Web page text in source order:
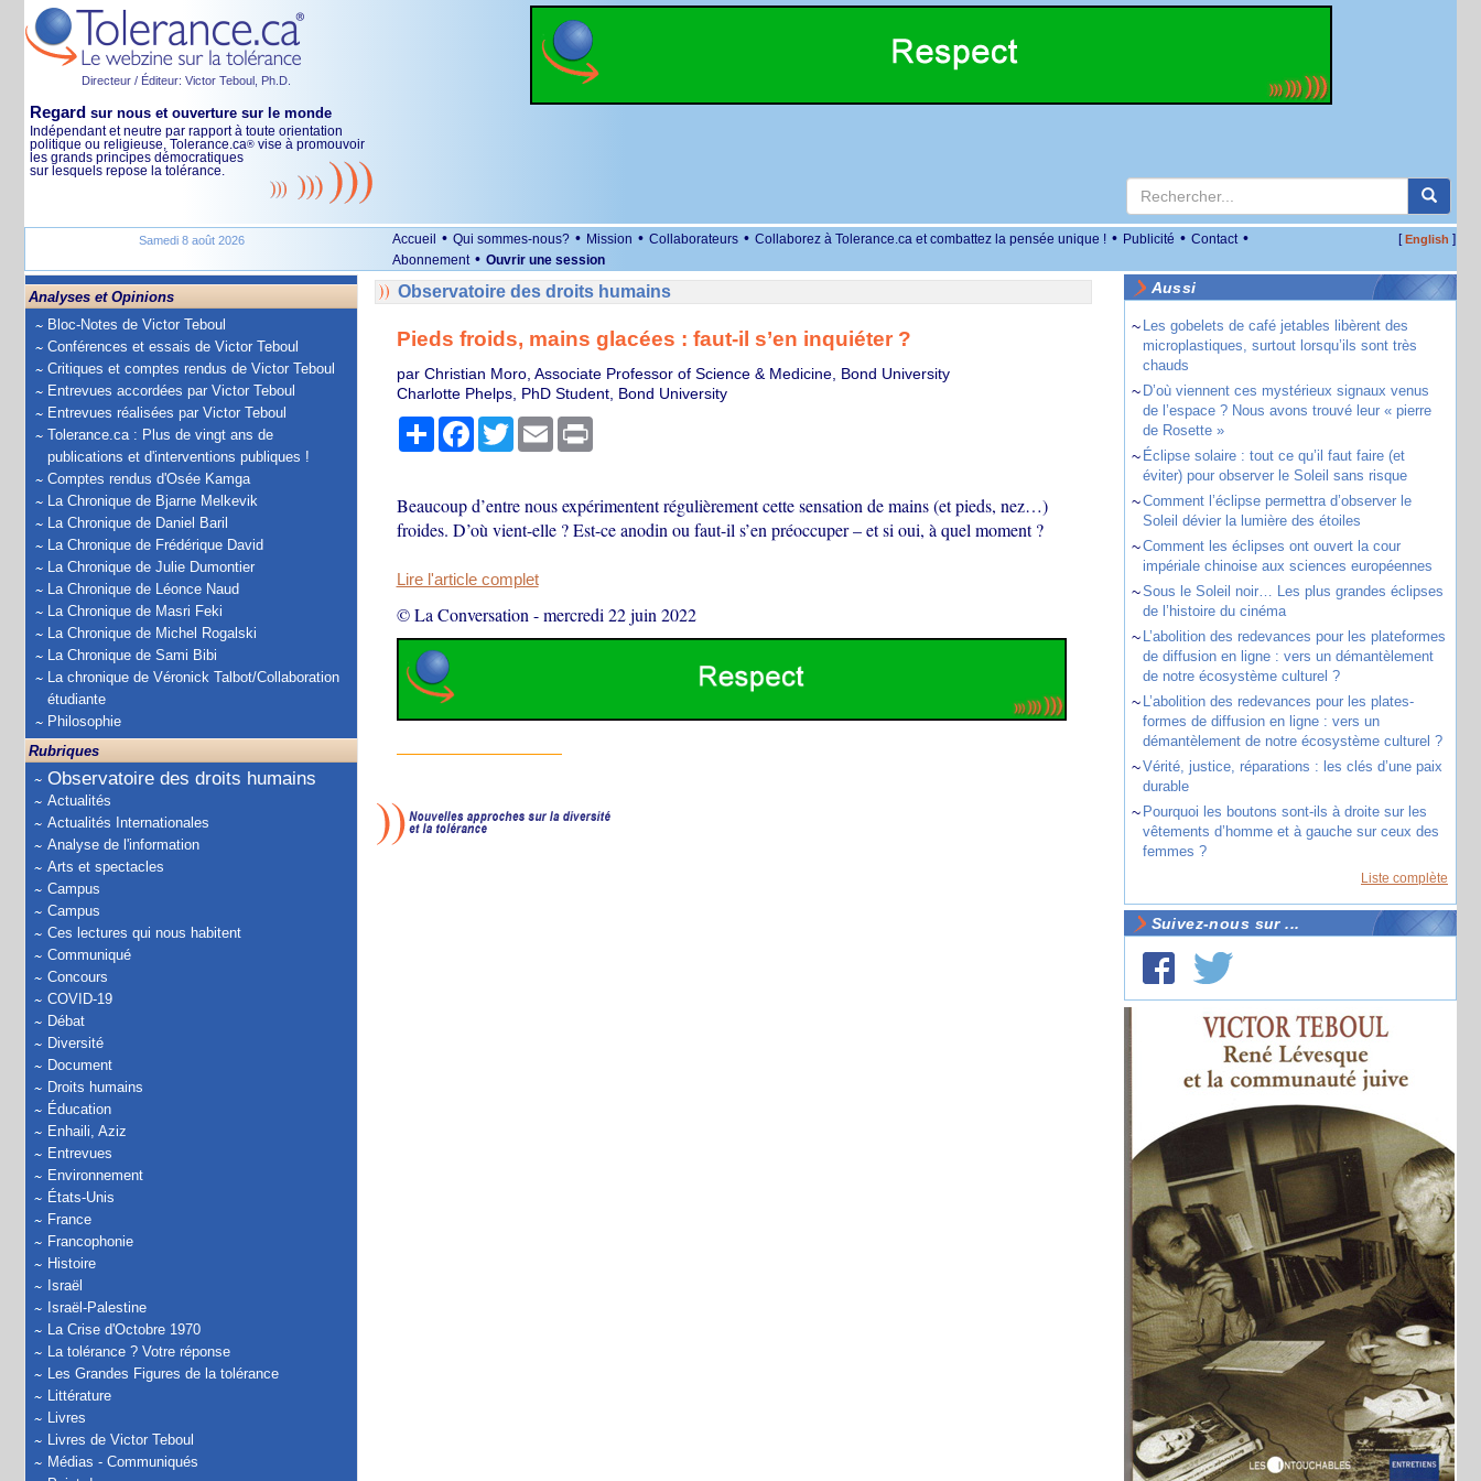
Directeur / Éditeur: Victor Teboul, Ph.D.
Regard sur nous et ouverture sur le monde
Indépendant et neutre par rapport à toute orientation
politique ou religieuse, Tolerance.ca® vise à promouvoir
les grands principes démocratiques
sur lesquels repose la tolérance.
Samedi 8 août 2026 Accueil • Qui sommes-nous? • Mission • Collaborateurs • Collaborez à Tolerance.ca et combattez la pensée unique ! • Publicité • Contact •
Abonnement • Ouvrir une session
[English ]
Analyses et Opinions
Bloc-Notes de Victor Teboul
Conférences et essais de Victor Teboul
Critiques et comptes rendus de Victor Teboul
Entrevues accordées par Victor Teboul
Entrevues réalisées par Victor Teboul
Tolerance.ca : Plus de vingt ans de
publications et d'interventions publiques !
Comptes rendus d'Osée Kamga
La Chronique de Bjarne Melkevik
La Chronique de Daniel Baril
La Chronique de Frédérique David
La Chronique de Julie Dumontier
La Chronique de Léonce Naud
La Chronique de Masri Feki
La Chronique de Michel Rogalski
La Chronique de Sami Bibi
La chronique de Véronick Talbot/Collaboration
étudiante
Philosophie
Rubriques
Observatoire des droits humains
Actualités
Actualités Internationales
Analyse de l'information
Arts et spectacles
Campus
Campus
Ces lectures qui nous habitent
Communiqué
Concours
COVID-19
Débat
Diversité
Document
Droits humains
Éducation
Enhaili, Aziz
Entrevues
Environnement
États-Unis
France
Francophonie
Histoire
Israël
Israël-Palestine
La Crise d'Octobre 1970
La tolérance ? Votre réponse
Les Grandes Figures de la tolérance
Littérature
Livres
Livres de Victor Teboul
Médias - Communiqués
Observatoire des droits humains
Pieds froids, mains glacées : faut-il s’en inquiéter ?
par Christian Moro, Associate Professor of Science & Medicine, Bond University
Charlotte Phelps, PhD Student, Bond University
PartagerFacebook
TwitterEmail Print
Beaucoup d’entre nous expérimentent régulièrement cette sensation de mains (et pieds, nez…)
froides. D’où vient-elle ? Est-ce anodin ou faut-il s’en préoccuper – et si oui, à quel moment ?
Lire l'article complet
© La Conversation -mercredi 22 juin 2022
Aussi
~ Les gobelets de café jetables libèrent des
microplastiques, surtout lorsqu’ils sont très
chauds
~ D’où viennent ces mystérieux signaux venus
de l’espace ? Nous avons trouvé leur « pierre
de Rosette »
~ Éclipse solaire : tout ce qu’il faut faire (et
éviter) pour observer le Soleil sans risque
~Comment l’éclipse permettra d’observer le
Soleil dévier la lumière des étoiles
~Comment les éclipses ont ouvert la cour
impériale chinoise aux sciences européennes
~Sous le Soleil noir… Les plus grandes éclipses
de l’histoire du cinéma
~ L’abolition des redevances pour les plateformes
de diffusion en ligne : vers un démantèlement
de notre écosystème culturel ?
~ L’abolition des redevances pour les plates-
formes de diffusion en ligne : vers un
démantèlement de notre écosystème culturel ?
~Vérité, justice, réparations : les clés d’une paix
durable
~ Pourquoi les boutons sont-ils à droite sur les
vêtements d’homme et à gauche sur ceux des
femmes ?
Liste complète
Suivez-nous sur ...